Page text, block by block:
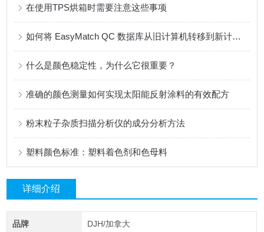
在使用TPS烘箱时需要注意这些事项
如何将 EasyMatch QC 数据库从旧计算机转移到新计算机？
什么是颜色稳定性，为什么它很重要？
准确的颜色测量如何实现太阳能反射涂料的有效配方
粉末粒子杂质扫描分析仪的成分分析方法
塑料颜色标准：塑料着色剂和色母料
详细介绍
品牌 DJH/加拿大